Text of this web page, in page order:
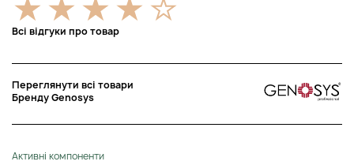
Всі відгуки про товар
Переглянути всі товари
Бренду Genosys
Активні компоненти